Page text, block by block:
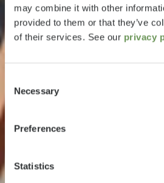
may combine it with other
provided to them or that they’ve
of their services. See our privacy
Selection
Necessary
Preferences
Statistics